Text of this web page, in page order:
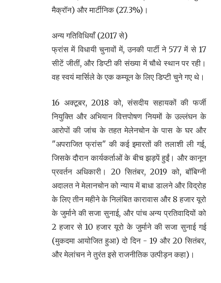
मैक्रॉन) और मार्टीनिक (27.3%)।
अन्य गतिविधियाँ (2017 से)
फ्रांस में विधायी चुनावों में, उनकी पार्टी ने 577 में से 17
सीटें जीतीं, और डिप्टी की संख्या में चौथे स्थान पर रही।
वह स्वयं मार्सिले के एक कम्यून के लिए डिप्टी चुने गए थे।
16 अक्टूबर, 2018 को, संसदीय सहायकों की फर्जी
नियुक्ति और अभियान वित्तपोषण नियमों के उल्लंघन के
आरोपों की जांच के तहत मेलेनचोन के पास के घर और
"अपराजित फ्रांस" की कई इमारतों की तलाशी ली गई,
जिसके दौरान कार्यकर्ताओं के बीच झड़पें हुईं। और कानून
प्रवर्तन अधिकारी। 20 सितंबर, 2019 को, बॉबिग्नी
अदालत ने मेलानचोन को न्याय में बाधा डालने और विद्रोह
के लिए तीन महीने के निलंबित कारावास और 8 हजार यूरो
के जुर्माने की सजा सुनाई, और पांच अन्य प्रतिवादियों को
2 हजार से 10 हजार यूरो के जुर्माने की सजा सुनाई गई
(मुकदमा आयोजित हुआ) दो दिन - 19 और 20 सितंबर,
और मेलांचन ने तुरंत इसे राजनीतिक उत्पीड़न कहा)।